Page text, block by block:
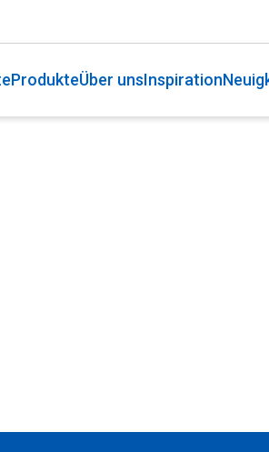
ProdukteÜber unsInspiration